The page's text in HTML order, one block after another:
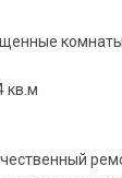
кв.м